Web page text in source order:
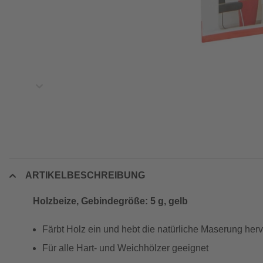
ARTIKELBESCHREIBUNG
Holzbeize, Gebindegröße: 5 g, gelb
Färbt Holz ein und hebt die natürliche Maserung
Für alle Hart- und Weichhölzer geeignet